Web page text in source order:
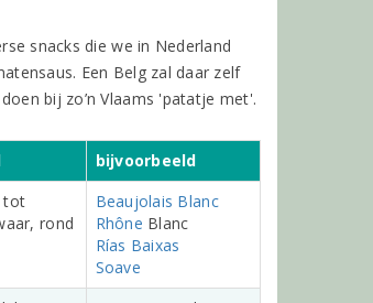
snacks die we in Nederland
Een Belg zal daar zelf
bij zo’n Vlaams 'patatje met'.
bijvoorbeeld
tot
rond
Beaujolais Blanc
Rhône Blanc
Rías Baixas
Soave